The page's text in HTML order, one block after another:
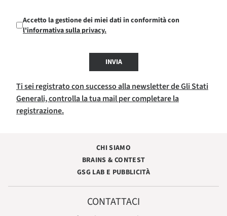
Accetto la gestione dei miei dati in conformità con
l'informativa sulla privacy.
INVIA
Ti sei registrato con successo alla newsletter de Gli Stati
Generali, controlla la tua mail per completare la
registrazione.
CHI SIAMO
BRAINS & CONTEST
GSG LAB E PUBBLICITÀ
CONTATTACI